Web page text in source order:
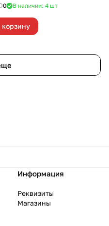
0 В наличии: 4 шт
корзину
Информация
Реквизиты
Магазины